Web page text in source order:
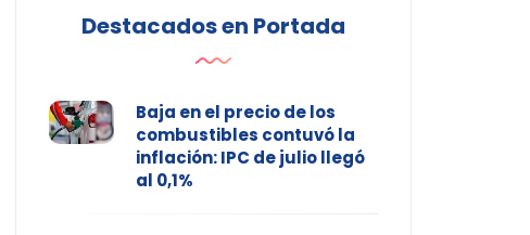
Destacados en Portada
Baja en el precio de los
combustibles contuvó la
inflación: IPC de julio llegó
al 0,1%